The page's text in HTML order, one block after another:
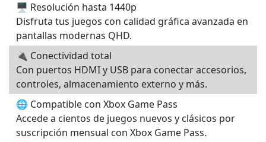
🖥️ Resolución hasta 1440p
Disfruta tus juegos con calidad gráfica avanzada en
pantallas modernas QHD.
🔌 Conectividad total
Con puertos HDMI y USB para conectar accesorios,
controles, almacenamiento externo y más.
🌐 Compatible con Xbox Game Pass
Accede a cientos de juegos nuevos y clásicos por
suscripción mensual con Xbox Game Pass.